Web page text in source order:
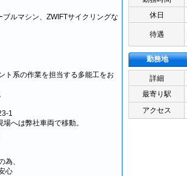
ルマシン、ZWIFTサイクリングな
ト系の作業を担当する多能工をお
1
へは弊社車両で移動。
為、
心
休日
待遇
勤務地
詳細
最寄り駅
アクセス